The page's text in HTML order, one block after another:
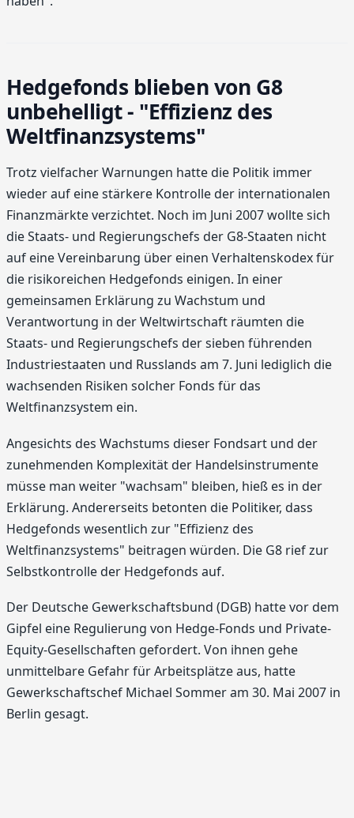
Hedgefonds blieben von G8
unbehelligt - "Effizienz des
Weltfinanzsystems"
Trotz vielfacher Warnungen hatte die Politik immer
wieder auf eine stärkere Kontrolle der internationalen
Finanzmärkte verzichtet. Noch im Juni 2007 wollte sich
die Staats- und Regierungschefs der G8-Staaten nicht
auf eine Vereinbarung über einen Verhaltenskodex für
die risikoreichen Hedgefonds einigen. In einer
gemeinsamen Erklärung zu Wachstum und
Verantwortung in der Weltwirtschaft räumten die
Staats- und Regierungschefs der sieben führenden
Industriestaaten und Russlands am 7. Juni lediglich die
wachsenden Risiken solcher Fonds für das
Weltfinanzsystem ein.
Angesichts des Wachstums dieser Fondsart und der
zunehmenden Komplexität der Handelsinstrumente
müsse man weiter "wachsam" bleiben, hieß es in der
Erklärung. Andererseits betonten die Politiker, dass
Hedgefonds wesentlich zur "Effizienz des
Weltfinanzsystems" beitragen würden. Die G8 rief zur
Selbstkontrolle der Hedgefonds auf.
Der Deutsche Gewerkschaftsbund (DGB) hatte vor dem
Gipfel eine Regulierung von Hedge-Fonds und Private-
Equity-Gesellschaften gefordert. Von ihnen gehe
unmittelbare Gefahr für Arbeitsplätze aus, hatte
Gewerkschaftschef Michael Sommer am 30. Mai 2007 in
Berlin gesagt.